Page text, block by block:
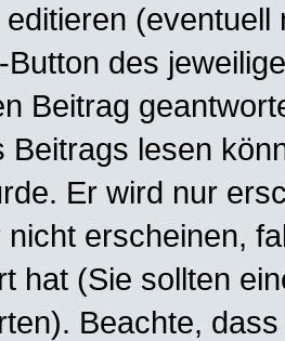
-Button des
Beitrag
Beitrags lesen
Er wird nur
erscheinen,
hat (Sie sollten
Beachte,